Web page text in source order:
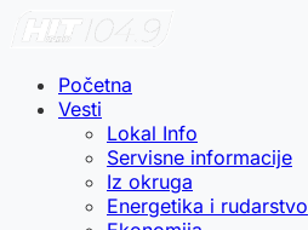
Početna
Vesti
Lokal Info
Servisne informacije
Iz okruga
Energetika i rudarstvo